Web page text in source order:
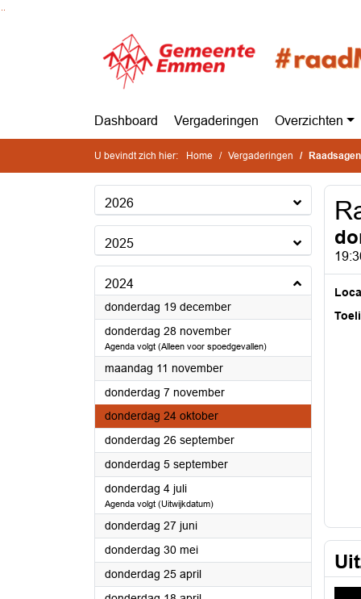
Dashboard Vergaderingen Overzichten
U bevindt zich hier: Home Vergaderingen
2026
2025
2024
donderdag 19 december2024
donderdag 28 november2024
Agenda volgt (Alleen voor spoedgevallen)
maandag 11 november2024
donderdag 7 november2024
donderdag 24 oktober2024
donderdag 26 september2024
donderdag 5 september2024
donderdag 4 juli2024
Agenda volgt (Uitwijkdatum)
donderdag 27 juni2024
donderdag 30 mei2024
donderdag 25 april2024